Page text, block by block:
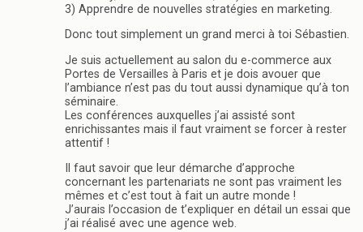
3) Apprendre de nouvelles stratégies en marketing.
Donc tout simplement un grand merci à toi Sébastien.
Je suis actuellement au salon du e-commerce aux
Portes de Versailles à Paris et je dois avouer que
l’ambiance n’est pas du tout aussi dynamique qu’à ton
séminaire.
Les conférences auxquelles j’ai assisté sont
enrichissantes mais il faut vraiment se forcer à rester
attentif !
Il faut savoir que leur démarche d’approche
concernant les partenariats ne sont pas vraiment les
mêmes et c’est tout à fait un autre monde !
J’aurais l’occasion de t’expliquer en détail un essai que
j’ai réalisé avec une agence web.